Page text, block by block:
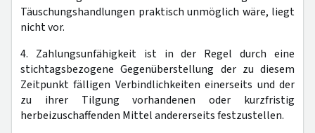
Täuschungshandlungen praktisch unmöglich wäre, liegt
nicht vor.
4. Zahlungsunfähigkeit ist in der Regel durch eine
stichtagsbezogene Gegenüberstellung der zu diesem
Zeitpunkt fälligen Verbindlichkeiten einerseits und der
zu ihrer Tilgung vorhandenen oder kurzfristig
herbeizuschaffenden Mittel andererseits festzustellen.